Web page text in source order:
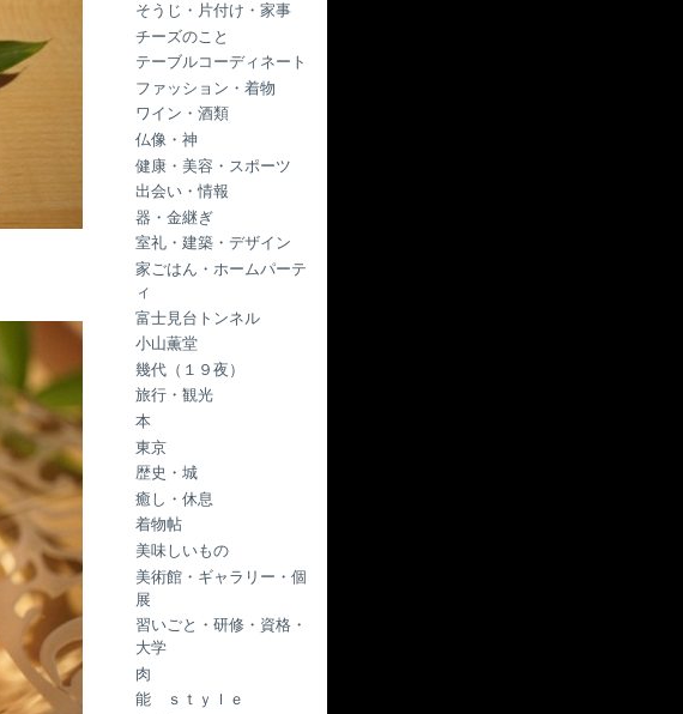
そうじ・片付け・家事
チーズのこと
テーブルコーディネート
ファッション・着物
ワイン・酒類
仏像・神
健康・美容・スポーツ
出会い・情報
器・金継ぎ
室礼・建築・デザイン
家ごはん・ホームパーテ
ィ
富士見台トンネル
小山薫堂
幾代（１９夜）
旅行・観光
本
東京
歴史・城
癒し・休息
着物帖
美味しいもの
美術館・ギャラリー・個
展
習いごと・研修・資格・
大学
肉
能 ｓｔｙｌｅ